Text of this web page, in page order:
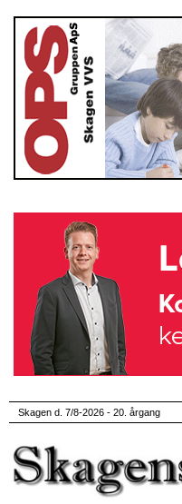
Skagen d. 7/8-2026 - 20. årgang